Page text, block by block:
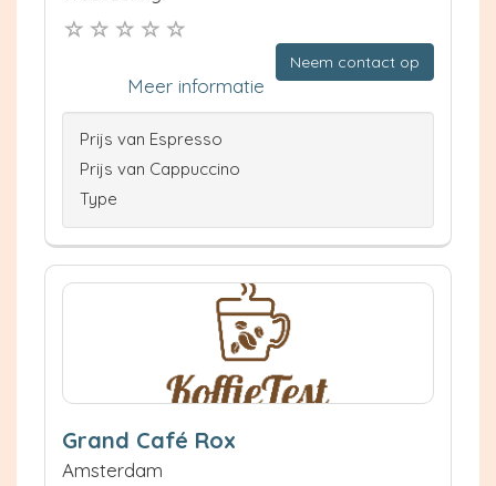
Neem contact op
Meer informatie
Prijs van Espresso
Prijs van Cappuccino
Type
Grand Café Rox
Amsterdam